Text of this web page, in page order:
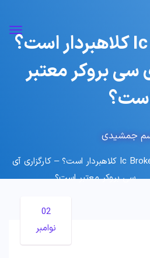
🛑 آیا Ic Broker کلاهبردار است؟
سی بروکر معتبر
جمشیدی
🛑 آیا Ic Broker کلاهبردار است؟ – کارگزاری آی
سی بروکر معتبر است؟
02
نوامبر